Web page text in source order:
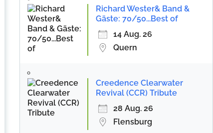
Richard Wester& Band &
Gäste: 70/50...Best of
14 Aug. 26
Quern
Creedence Clearwater
Revival (CCR) Tribute
28 Aug. 26
Flensburg